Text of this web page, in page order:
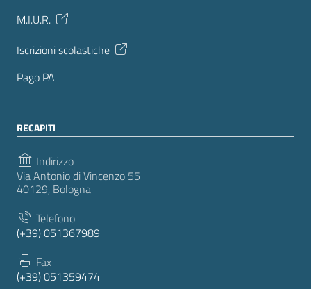
M.I.U.R.
Iscrizioni scolastiche
Pago PA
RECAPITI
Indirizzo
Via Antonio di Vincenzo 55
40129, Bologna
Telefono
(+39) 051367989
Fax
(+39) 051359474